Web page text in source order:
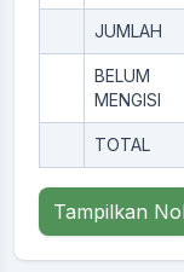
JUMLAH
BELUM
MENGISI
TOTAL
Tampilkan Nol